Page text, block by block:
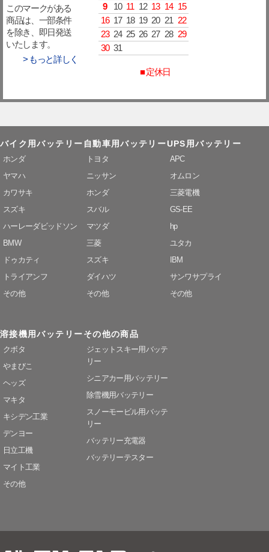
このマークがある
商品は、一部条件
を除き、即日発送
いたします。
> もっと詳しく
9
10 11 12 13 14 15
16 17 18 19 20 21 22
23 24 25 26 27 28 29
30 31
■ 定休日
バイク用バッテリー
ホンダ
ヤマハ
カワサキ
スズキ
ハーレーダビッドソン
BMW
ドゥカティ
トライアンフ
その他
自動車用バッテリー
トヨタ
ニッサン
ホンダ
スバル
マツダ
三菱
スズキ
ダイハツ
その他
UPS用バッテリー
APC
オムロン
三菱電機
GS-EE
hp
ユタカ
IBM
サンワサプライ
その他
溶接機用バッテリー
クボタ
やまびこ
ヘッズ
マキタ
キシデン工業
デンヨー
日立工機
マイト工業
その他
その他の商品
ジェットスキー用バッテ
リー
シニアカー用バッテリー
除雪機用バッテリー
スノーモービル用バッテ
リー
バッテリー充電器
バッテリーテスター